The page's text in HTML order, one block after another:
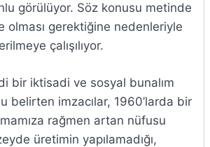
görülüyor. Söz konusu metinde
olması gerektiğine nedenleriyle
çalışılıyor.
bir iktisadi ve sosyal bunalım
belirten imzacılar, 1960’larda bir
rağmen artan nüfusu
üretimin yapılamadığı,